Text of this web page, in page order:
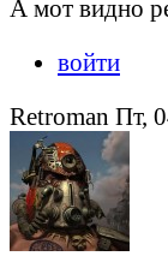
А мот видно
войти
Retroman Пт,